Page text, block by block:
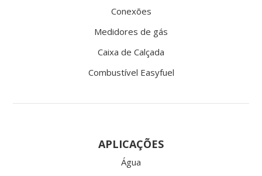
Conexões
Medidores de gás
Caixa de Calçada
Combustível Easyfuel
APLICAÇÕES
Água